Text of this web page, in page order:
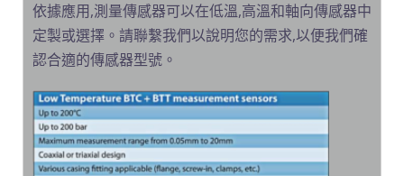
依據應用,測量傳感器可以在低溫,高溫和軸向傳感器中
定製或選擇。請聯繫我們以說明您的需求,以便我們確
認合適的傳感器型號。